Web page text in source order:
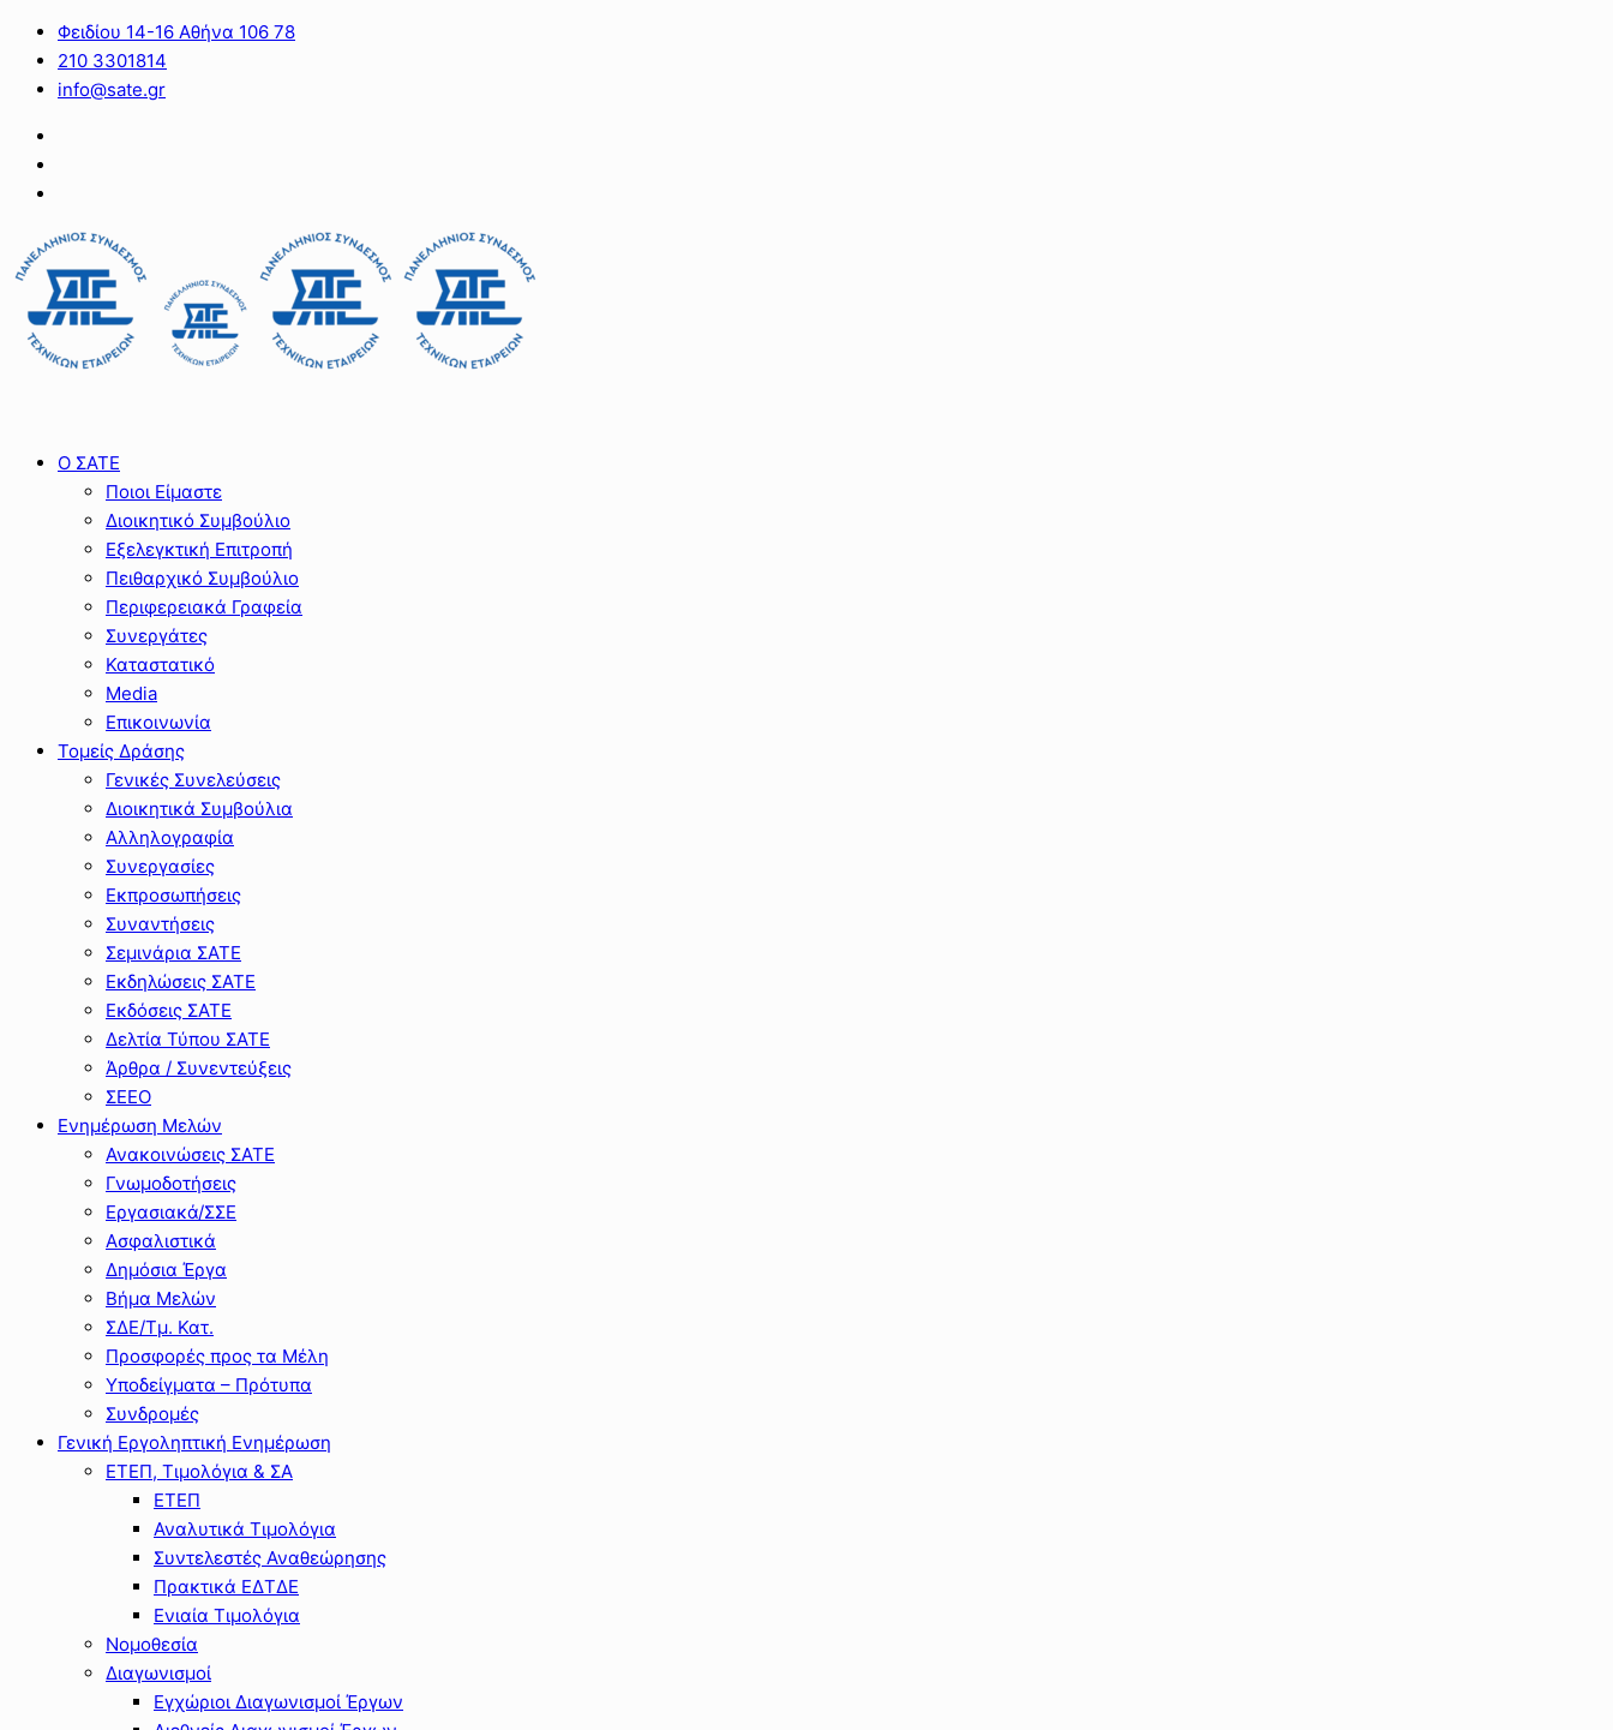
Φειδίου 14-16 Αθήνα 106 78
210 3301814
info@sate.gr
Ο ΣΑΤΕ
Ποιοι Είμαστε
Διοικητικό Συμβούλιο
Εξελεγκτική Επιτροπή
Πειθαρχικό Συμβούλιο
Περιφερειακά Γραφεία
Συνεργάτες
Καταστατικό
Media
Επικοινωνία
Τομείς Δράσης
Γενικές Συνελεύσεις
Διοικητικά Συμβούλια
Αλληλογραφία
Συνεργασίες
Εκπροσωπήσεις
Συναντήσεις
Σεμινάρια ΣΑΤΕ
Εκδηλώσεις ΣΑΤΕ
Εκδόσεις ΣΑΤΕ
Δελτία Τύπου ΣΑΤΕ
Άρθρα / Συνεντεύξεις
ΣΕΕΟ
Ενημέρωση Μελών
Ανακοινώσεις ΣΑΤΕ
Γνωμοδοτήσεις
Εργασιακά/ΣΣΕ
Ασφαλιστικά
Δημόσια Έργα
Βήμα Μελών
ΣΔΕ/Τμ. Κατ.
Προσφορές προς τα Μέλη
Υποδείγματα – Πρότυπα
Συνδρομές
Γενική Εργοληπτική Ενημέρωση
ΕΤΕΠ, Τιμολόγια & ΣΑ
ΕΤΕΠ
Αναλυτικά Τιμολόγια
Συντελεστές Αναθεώρησης
Πρακτικά ΕΔΤΔΕ
Ενιαία Τιμολόγια
Νομοθεσία
Διαγωνισμοί
Εγχώριοι Διαγωνισμοί Έργων